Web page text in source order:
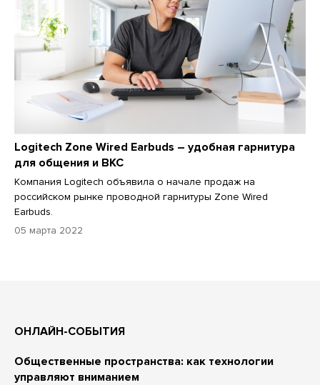
Logitech Zone Wired Earbuds – удобная гарнитура
для общения и ВКС
Компания Logitech объявила о начале продаж на
российском рынке проводной гарнитуры Zone Wired
Earbuds.
05 марта 2022
ОНЛАЙН-СОБЫТИЯ
Общественные пространства: как технологии
управляют вниманием